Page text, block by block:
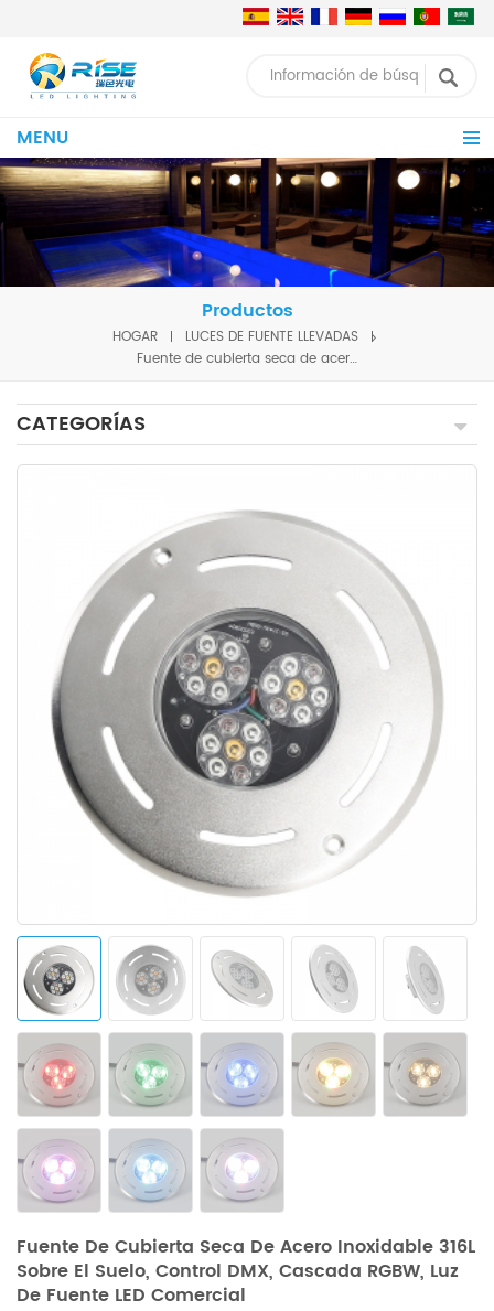
MENU
Productos
HOGAR
LUCES DE FUENTE LLEVADAS
Fuente de cubierta seca de acero inoxidable 316L sobre el suelo, Control DMX, cascada RGBW, luz de fuente LED comercial
CATEGORÍAS
Fuente De Cubierta Seca De Acero Inoxidable 316L
Sobre El Suelo, Control DMX, Cascada RGBW, Luz
De Fuente LED Comercial